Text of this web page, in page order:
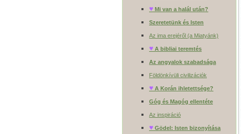
♥ Mi van a halál után?
Szeretetünk és Isten
Az ima erejéről (a Miatyánk)
♥ A bibliai teremtés
Az angyalok szabadsága
Földönkívüli civilizációk
♥ A Korán ihletettsége?
Góg és Magóg ellentéte
Az inspiráció
♥ Gödel: Isten bizonyítása